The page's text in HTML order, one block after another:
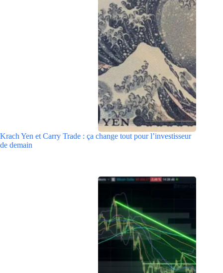
Krach Yen et Carry Trade : ça change tout pour l’investisseur
de demain